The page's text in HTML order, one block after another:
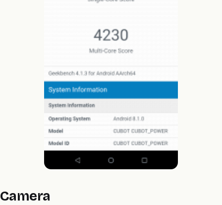
Camera